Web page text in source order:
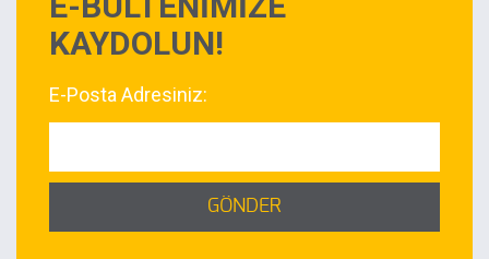
KAYDOLUN!
E-Posta Adresiniz:
GÖNDER